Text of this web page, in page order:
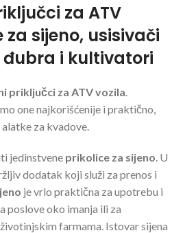
za ATV
sijeno, usisivači
i kultivatori
priključci za ATV vozila
one najkorišćenije i praktično,
za kvadove.
jedinstvene prikolice za sijeno . U
dodatak koji služi za prenos i
je vrlo praktična za upotrebu i
poslove oko imanja ili za
farmama. Istovar sijena